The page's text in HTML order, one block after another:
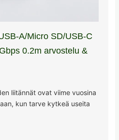
A/Micro SD/USB-C
0.2m arvostelu &
liitännät ovat viime vuosina
kun tarve kytkeä useita